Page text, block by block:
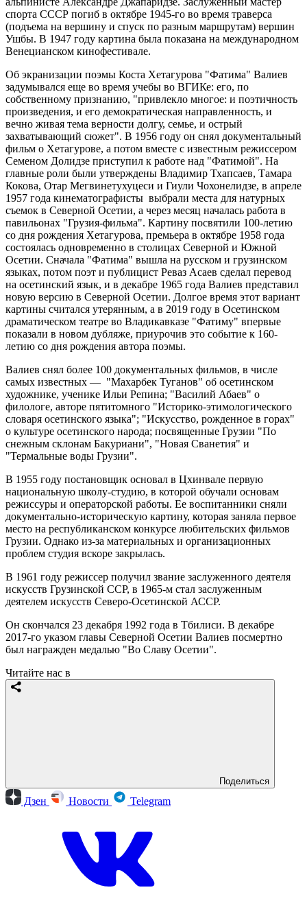
спорта СССР погиб в октябре 1945-го во время траверса
(подъема на вершину и спуск по разным маршрутам) вершин
Ушбы. В 1947 году картина была показана на международном
Венецианском кинофестивале.
Об экранизации поэмы Коста Хетагурова "Фатима" Валиев
задумывался еще во время учебы во ВГИКе: его, по
собственному признанию, "привлекло многое: и поэтичность
произведения, и его демократическая направленность, и
вечно живая тема верности долгу, семье, и острый
захватывающий сюжет". В 1956 году он снял документальный
фильм о Хетагурове, а потом вместе с известным режиссером
Семеном Долидзе приступил к работе над "Фатимой". На
главные роли были утверждены Владимир Тхапсаев, Тамара
Кокова, Отар Мегвинетухуцеси и Гиули Чохонелидзе, в апреле
1957 года кинематографисты выбрали места для натурных
съемок в Северной Осетии, а через месяц началась работа в
павильонах "Грузия-фильма". Картину посвятили 100-летию
со дня рождения Хетагурова, премьера в октябре 1958 года
состоялась одновременно в столицах Северной и Южной
Осетии. Сначала "Фатима" вышла на русском и грузинском
языках, потом поэт и публицист Реваз Асаев сделал перевод
на осетинский язык, и в декабре 1965 года Валиев представил
новую версию в Северной Осетии. Долгое время этот вариант
картины считался утерянным, а в 2019 году в Осетинском
драматическом театре во Владикавказе "Фатиму" впервые
показали в новом дубляже, приурочив это событие к 160-
летию со дня рождения автора поэмы.
Валиев снял более 100 документальных фильмов, в числе
самых известных — "Махарбек Туганов" об осетинском
художнике, ученике Ильи Репина; "Василий Абаев" о
филологе, авторе пятитомного "Историко-этимологического
словаря осетинского языка"; "Искусство, рожденное в горах"
о культуре осетинского народа; посвященные Грузии "По
снежным склонам Бакуриани", "Новая Сванетия" и
"Термальные воды Грузии".
В 1955 году постановщик основал в Цхинвале первую
национальную школу-студию, в которой обучали основам
режиссуры и операторской работы. Ее воспитанники сняли
документально-историческую картину, которая заняла первое
место на республиканском конкурсе любительских фильмов
Грузии. Однако из-за материальных и организационных
проблем студия вскоре закрылась.
В 1961 году режиссер получил звание заслуженного деятеля
искусств Грузинской ССР, в 1965-м стал заслуженным
деятелем искусств Северо-Осетинской АССР.
Он скончался 23 декабря 1992 года в Тбилиси. В декабре
2017-го указом главы Северной Осетии Валиев посмертно
был награжден медалью "Во Славу Осетии".
Читайте нас в
Поделиться
Дзен Новости Telegram